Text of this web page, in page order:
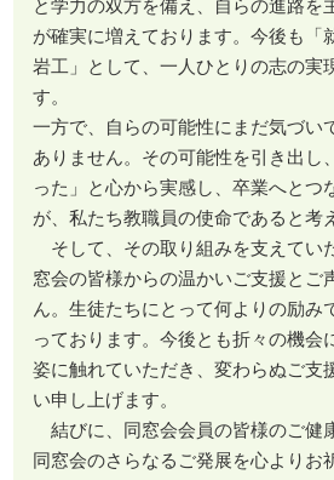
と学力の双方を備え、自らの進路を
が確実に増えております。今後も「
岩工」として、一人ひとりの志の実
す。
一方で、自らの可能性にまだ気づい
ありません。その可能性を引き出し
った」と心から実感し、卒業へとつ
が、私たち教職員の使命であると考
そして、その取り組みを支えてい
窓会の皆様からの温かいご支援とご
ん。生徒たちにとって何よりの励み
っております。今後とも折々の機会
姿に触れていただき、変わらぬご支
い申し上げます。
結びに、同窓会会員の皆様のご健
同窓会のさらなるご発展を心よりお